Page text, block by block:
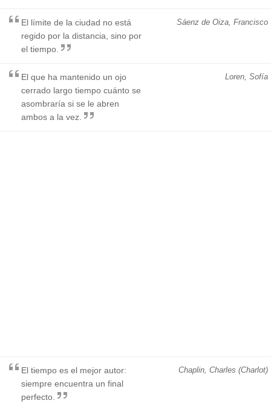
Sáenz de Oiza, Francisco
El límite de la ciudad no está
regido por la distancia, sino por
el tiempo.
Loren, Sofía
El que ha mantenido un ojo
cerrado largo tiempo cuánto se
asombraría si se le abren
ambos a la vez.
Chaplin, Charles (Charlot)
El tiempo es el mejor autor:
siempre encuentra un final
perfecto.